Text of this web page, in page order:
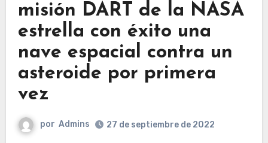
misión DART de la NASA
estrella con éxito una
nave espacial contra un
asteroide por primera
vez
por Admins 27 de septiembre de 2022